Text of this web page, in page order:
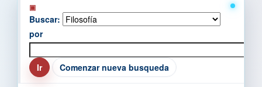
Buscar:
por
Comenzar nueva busqueda